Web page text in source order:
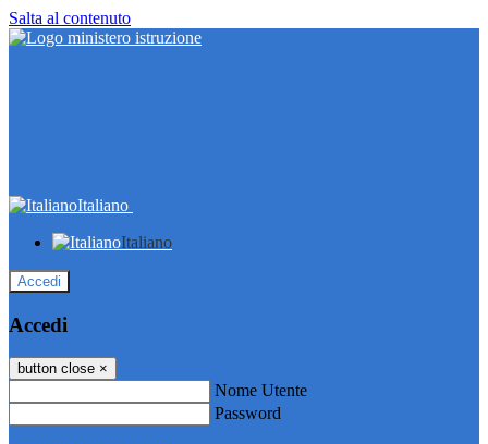
Salta al contenuto
Italiano
Italiano
Accedi
Accedi
button close ×
Nome Utente
Password